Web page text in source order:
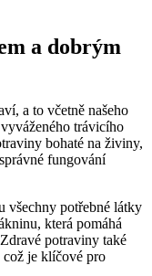
a dobrým
a to včetně našeho
trávicího
bohaté na živiny,
fungování
všechny potřebné látky
která pomáhá
potraviny také
je klíčové pro